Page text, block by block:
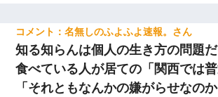
名無しのふよふよ速報。
知る知らんは個人の生き方の問題
食べている人が居ての「関西では
「それともなんかの嫌がらせなの